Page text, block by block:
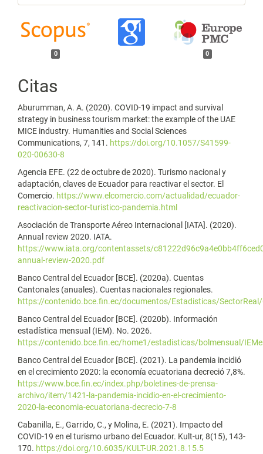
0 0
Citas
Aburumman, A. A. (2020). COVID-19 impact and survival
strategy in business tourism market: the example of the UAE
MICE industry. Humanities and Social Sciences
Communications, 7, 141. https://doi.org/10.1057/S41599-
020-00630-8
Agencia EFE. (22 de octubre de 2020). Turismo nacional y
adaptación, claves de Ecuador para reactivar el sector. El
Comercio. https://www.elcomercio.com/actualidad/ecuador-
reactivacion-sector-turistico-pandemia.html
Asociación de Transporte Aéreo Internacional [IATA]. (2020).
Annual review 2020. IATA.
https://www.iata.org/contentassets/
annual-review-2020.pdf
Banco Central del Ecuador [BCE]. (2020a). Cuentas
Cantonales (anuales). Cuentas nacionales regionales.
https://contenido.bce.fin.ec/documentos/Estadisticas/
Banco Central del Ecuador [BCE]. (2020b). Información
estadística mensual (IEM). No. 2026.
https://contenido.bce.fin.ec/home1/estadisticas/bolmensual/
Banco Central del Ecuador [BCE]. (2021). La pandemia incidió
en el crecimiento 2020: la economía ecuatoriana decreció 7,8%.
https://www.bce.fin.ec/index.php/boletines-de-prensa-
archivo/item/1421-la-pandemia-incidio-en-el-crecimiento-
2020-la-economia-ecuatoriana-decrecio-7-8
Cabanilla, E., Garrido, C., y Molina, E. (2021). Impacto del
COVID-19 en el turismo urbano del Ecuador. Kult-ur, 8(15), 143-
170. https://doi.org/10.6035/KULT-UR.2021.8.15.5